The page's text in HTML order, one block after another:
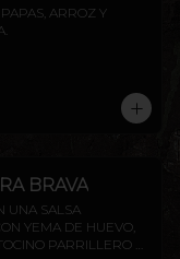
ARROZ Y
BRAVA
UNA SALSA
YEMA DE HUEVO,
PARRILLERO Y